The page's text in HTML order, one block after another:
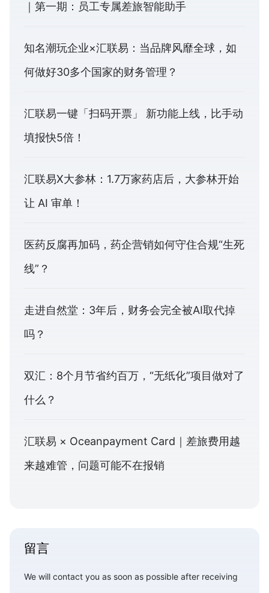
｜第一期：员工专属差旅智能助手
知名潮玩企业×汇联易：当品牌风靡全球，如
何做好30多个国家的财务管理？
汇联易一键「扫码开票」 新功能上线，比手动
填报快5倍！
汇联易X大参林：1.7万家药店后，大参林开始
让 AI 审单！
医药反腐再加码，药企营销如何守住合规“生死
线”？
走进自然堂：3年后，财务会完全被AI取代掉
吗？
双汇：8个月节省约百万，“无纸化”项目做对了
什么？
汇联易 × Oceanpayment Card｜差旅费用越
来越难管，问题可能不在报销
留言
We will contact you as soon as possible after receiving